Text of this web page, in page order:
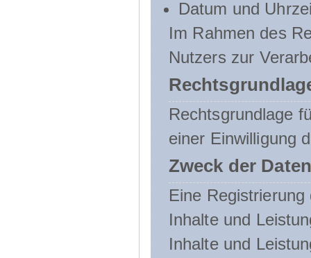
Datum und
Im Rahmen des
Nutzers zur
Rechtsgrundlage
einer Einwilligung
Zweck der
Eine
Inhalte und
Inhalte und